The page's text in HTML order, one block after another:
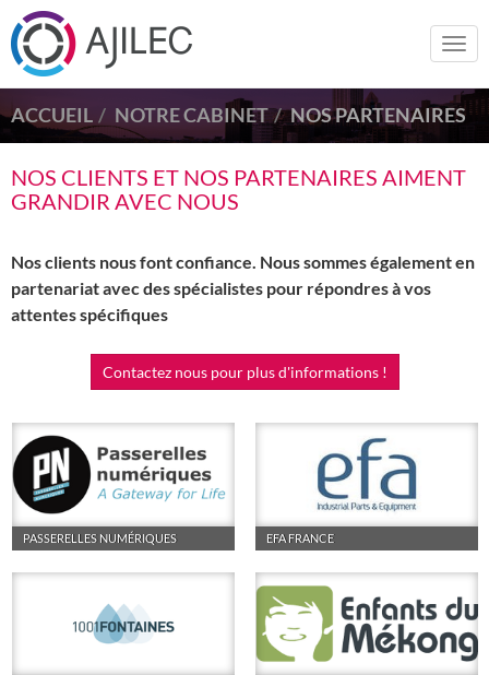
ACCUEIL NOTRE CABINET NOS PARTENAIRES
NOS CLIENTS ET NOS PARTENAIRES AIMENT
GRANDIR AVEC NOUS
Nos clients nous font confiance. Nous sommes également en
partenariat avec des spécialistes pour répondres à vos
attentes spécifiques
Contactez nous pour plus d'informations !
PASSERELLES NUMÉRIQUES EFA FRANCE